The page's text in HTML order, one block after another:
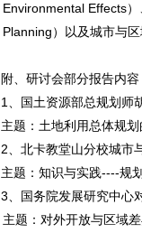
Environmental Effects
Planning）以及城市与
附、研讨会部分报告内容
1、国土资源部总规划师
主题：土地利用总体规
2、北卡教堂山分校城市
主题：知识与实践----规
3、国务院发展研究中心
主题：对外开放与区域